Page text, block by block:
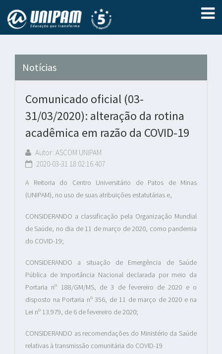
Notícias
Comunicado oficial (03-
31/03/2020): alteração da rotina
acadêmica em razão da COVID-19
Autor: ASCOM UNIPAM
2020-03-31 18:02:16.407
A Reitoria do Centro Universitário de Patos de Minas
(UNIPAM), no uso de suas atribuições estatutárias e,
CONSIDERANDO a classificação pela Organização Mundial
de Saúde, no dia de 11 de março de 2020, como pandemia
do COVID-19;
CONSIDERANDO a situação de Emergência de Saúde
Pública de Importância Nacional declarada por meio da
Portaria nº 188/GM/MS, de 3 de fevereiro de 2020 e o
disposto na Portaria nº 356, de 11 de março de 2020 e na
Lei nº 13.979, de 6 de fevereiro de 2020;
CONSIDERANDO as recomendações do Ministério da Saúde
relativas à transmissão comunitária do COVID-19